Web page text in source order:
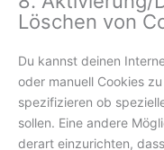
Löschen von
Du kannst deinen
oder manuell Cookies
spezifizieren ob
sollen. Eine andere
derart einzurichten,